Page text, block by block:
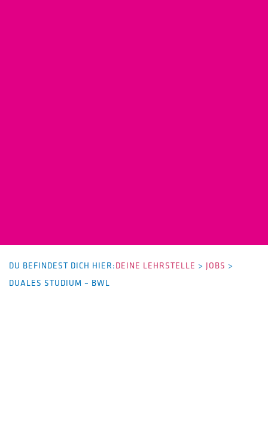
DU BEFINDEST DICH HIER:DEINE LEHRSTELLE > JOBS >
DUALES STUDIUM – BWL